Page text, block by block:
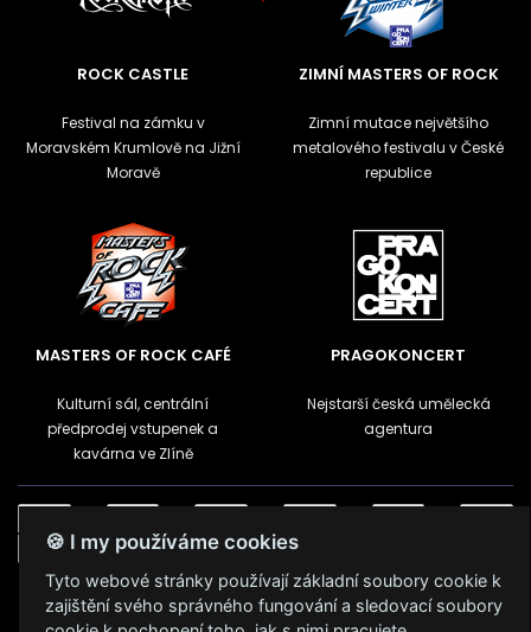
ROCK CASTLE
Festival na zámku v
Moravském Krumlově na Jižní
Moravě
ZIMNÍ MASTERS OF ROCK
Zimní mutace největšího
metalového festivalu v České
republice
MASTERS OF ROCK CAFÉ
Kulturní sál, centrální
předprodej vstupenek a
kavárna ve Zlíně
PRAGOKONCERT
Nejstarší česká umělecká
agentura
Podmínky užití 🍪 Změnit nastavení cookies.
🍪 I my používáme cookies
Tyto webové stránky používají základní soubory cookie k
zajištění svého správného fungování a sledovací soubory